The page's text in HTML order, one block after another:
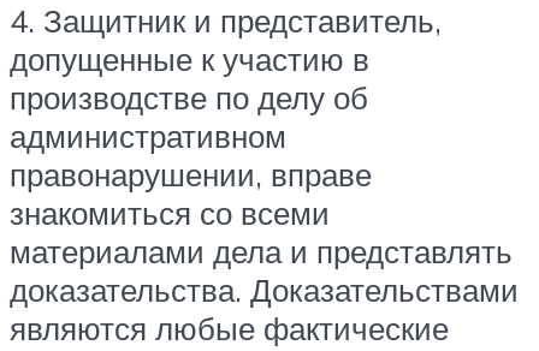
4. Защитник и представитель,
допущенные к участию в
производстве по делу об
административном
правонарушении, вправе
знакомиться со всеми
материалами дела и представлять
доказательства. Доказательствами
являются любые фактические